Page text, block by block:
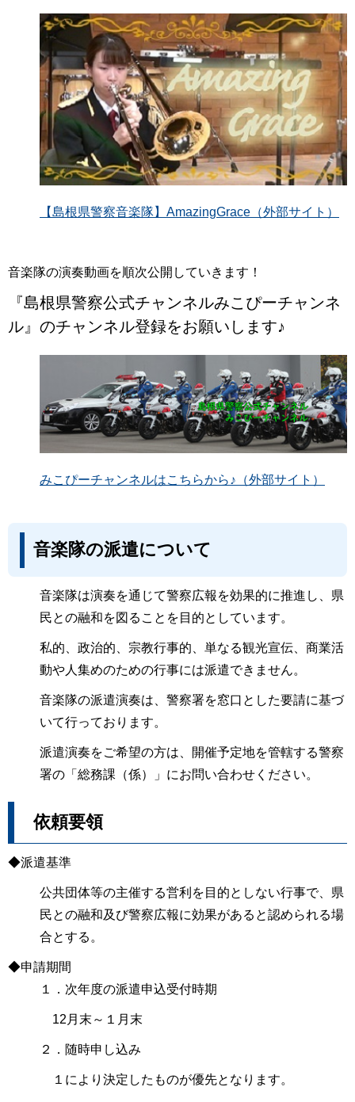
【島根県警察音楽隊】AmazingGrace（外部サイト）
音楽隊の演奏動画を順次公開していきます！
『島根県警察公式チャンネルみこぴーチャンネ
ル』のチャンネル登録をお願いします♪
みこぴーチャンネルはこちらから♪（外部サイト）
音楽隊の派遣について
音楽隊は演奏を通じて警察広報を効果的に推進し、県
民との融和を図ることを目的としています。
私的、政治的、宗教行事的、単なる観光宣伝、商業活
動や人集めのための行事には派遣できません。
音楽隊の派遣演奏は、警察署を窓口とした要請に基づ
いて行っております。
派遣演奏をご希望の方は、開催予定地を管轄する警察
署の「総務課（係）」にお問い合わせください。
依頼要領
◆派遣基準
公共団体等の主催する営利を目的としない行事で、県
民との融和及び警察広報に効果があると認められる場
合とする。
◆申請期間
１．次年度の派遣申込受付時期
12月末～１月末
２．随時申し込み
１により決定したものが優先となります。